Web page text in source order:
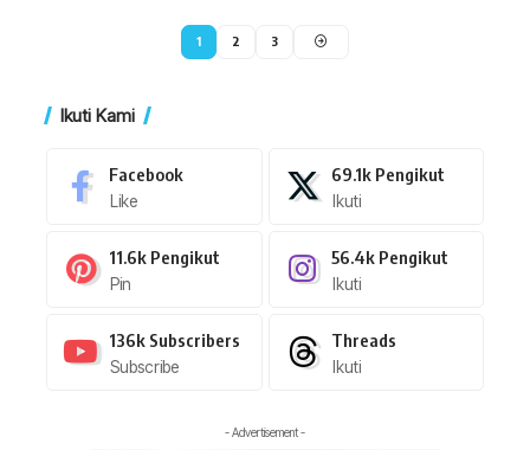
1 2 3
Ikuti Kami
Facebook
Like
69.1k Pengikut
Ikuti
11.6k Pengikut
Pin
56.4k Pengikut
Ikuti
136k Subscribers
Subscribe
Threads
Ikuti
- Advertisement -